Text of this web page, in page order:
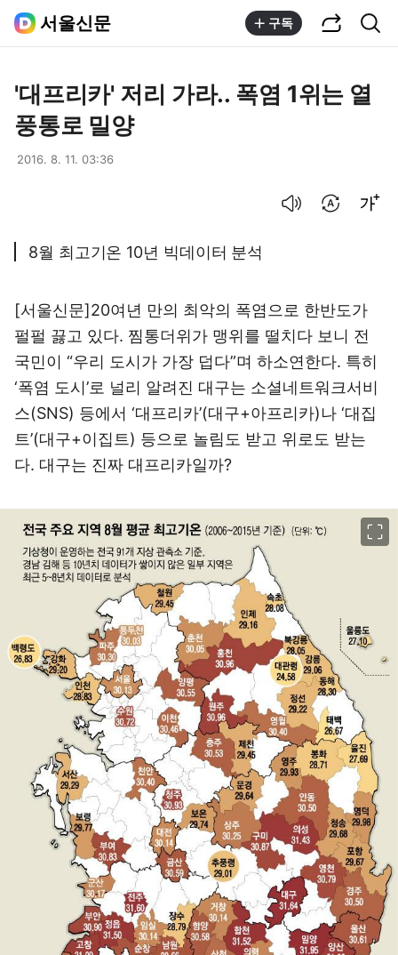
서울신문 구독
'대프리카' 저리 가라.. 폭염 1위는 열
풍통로 밀양
2016. 8. 11. 03:36
8월 최고기온 10년 빅데이터 분석
[서울신문]20여년 만의 최악의 폭염으로 한반도가
펄펄 끓고 있다. 찜통더위가 맹위를 떨치다 보니 전
국민이 “우리 도시가 가장 덥다”며 하소연한다. 특히
‘폭염 도시’로 널리 알려진 대구는 소셜네트워크서비
스(SNS) 등에서 ‘대프리카’(대구+아프리카)나 ‘대집
트’(대구+이집트) 등으로 놀림도 받고 위로도 받는
다. 대구는 진짜 대프리카일까?